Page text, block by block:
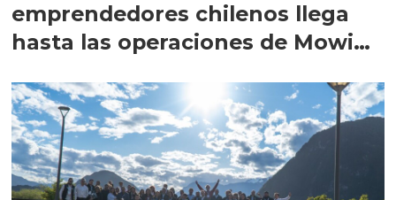
emprendedores chilenos llega
hasta las operaciones de Mowi